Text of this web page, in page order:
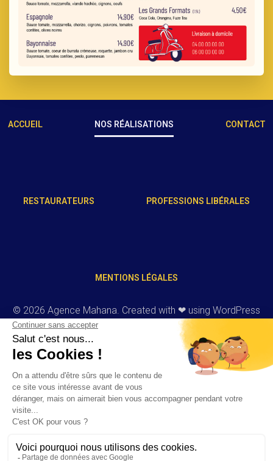
ACCUEIL NOS RÉALISATIONS CONTACT
RESTAURATEURS PROFESSIONS LIBÉRALES
MENTIONS LÉGALES
© 2026 Agence Mahana. Created with ❤ using WordPress